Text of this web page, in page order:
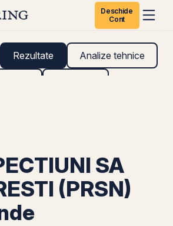
Deschide
Cont
Rezultate Analize tehnice
SA
(PRSN)